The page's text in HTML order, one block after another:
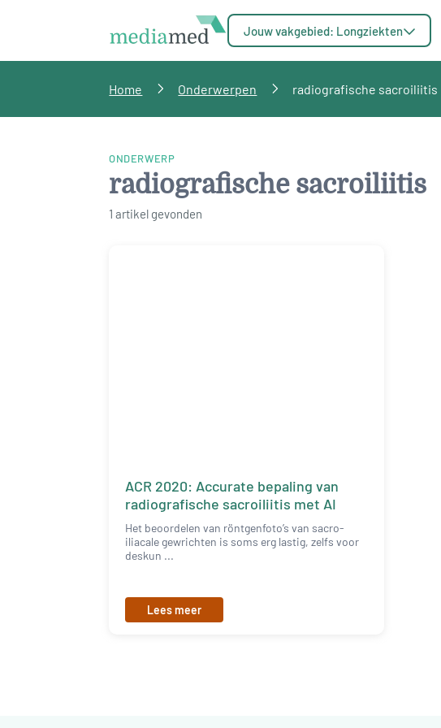
Jouw vakgebied: Longziekten
Home Onderwerpen radiografische sacroiliitis
ONDERWERP
radiografische sacroiliitis
1 artikel gevonden
ACR 2020: Accurate bepaling van
radiografische sacroiliitis met AI
Het beoordelen van röntgenfoto’s van sacro-
iliacale gewrichten is soms erg lastig, zelfs voor
deskun ...
Lees meer